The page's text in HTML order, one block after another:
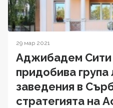
29 мар 2021
Аджибадем Сити
придобива група
заведения в
стратегията на